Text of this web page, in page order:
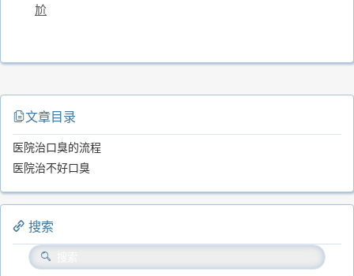
尬
文章目录
医院治口臭的流程
医院治不好口臭
搜索